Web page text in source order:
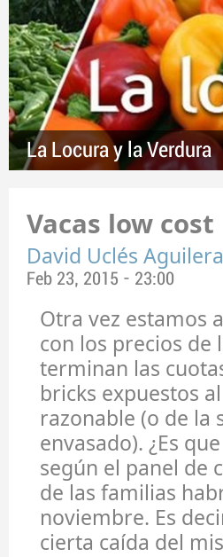
La Locura y la Verdura
Vacas low cost
David Uclés Aguilera
Feb 23, 2015 - 23:00
Otra vez estamos
con los precios de
terminan las
bricks expuestos
razonable (o de la
envasado). ¿Es
según el panel de
de las familias
noviembre. Es
cierta caída del